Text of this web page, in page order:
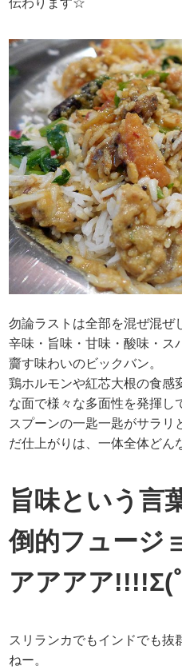
勿論ラストは全部を混ぜ混ぜ
辛味・旨味・甘味・酸味・
齎す味わいのビックバン。
鶏ホルモンや紅芯大根の食感
な面で様々な多面性を発揮し
スプーンの一匙一匙がサラリ
だ仕上がりは、一体全体どん
旨味という言
倒的フュージ
アアアア!!!!Σ(
スリランカでもインドでも抜
ねー。